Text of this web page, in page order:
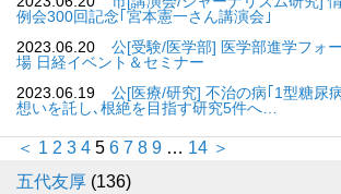
例会300回記念｢宮本憲一さん講演会｣
2023.06.20
公[受験/医学部] 医学部進学フォ
場 日経イベント＆セミナー
2023.06.19
公[医療/研究] 不治の病｢1型糖尿
想いを託し､根絶を目指す研究5件へ…
＜ 1 2 3 4 5 6 7 8 9 … 14 ＞
五代友厚 (136)